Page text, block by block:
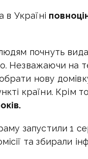
в Україні
почнуть
Незважаючи на
нову
країни. Крім
запустили 1
та збирали